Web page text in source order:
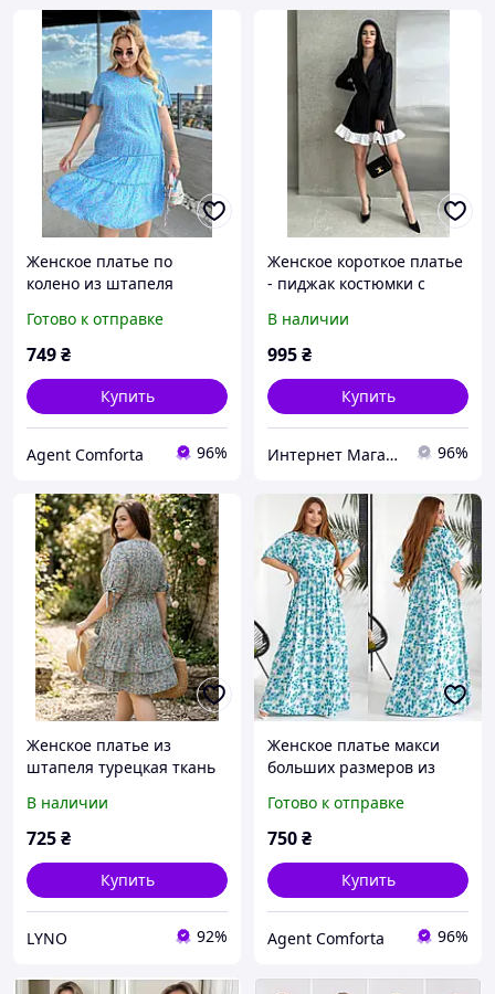
Женское платье по
колено из штапеля
52-54, 56-58, 60-62.
Чёрный, розовый,
Готово к отправке
749₴
Купить
Agent Comforta 96%
Женское короткое платье
- пиджак костюмки с
Размеры 42- 48
В наличии
995₴
Купить
Интернет Магазин Олеся 96%
Женское платье из
штапеля турецкая ткань
100% большие размеры
50 56
В наличии
725₴
Купить
LYNO 92%
Женское платье макси
больших размеров из
цветов в наличии.
Размеры: 50-52; 54-56.
Готово к отправке
750₴
Купить
Agent Comforta 96%